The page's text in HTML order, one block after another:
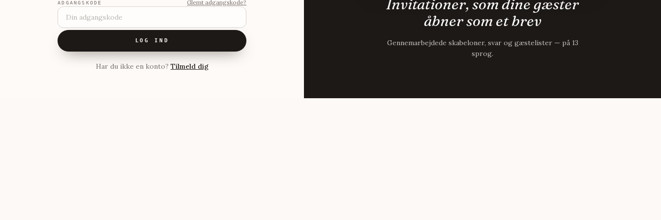
ADGANGSKODE Glemt adgangskode?
LOG IND
Har du ikke en konto? Tilmeld dig
Invitationer, som dine gæster
åbner som et brev
Gennemarbejdede skabeloner, svar og gæstelister — på 13
sprog.